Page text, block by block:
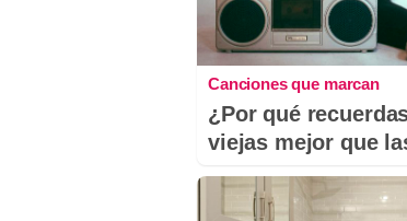
Canciones que marcan
¿Por qué
viejas mejor que